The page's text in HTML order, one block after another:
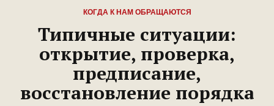
КОГДА К НАМ ОБРАЩАЮТСЯ
Типичные ситуации:
открытие, проверка,
предписание,
восстановление порядка